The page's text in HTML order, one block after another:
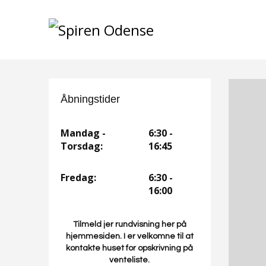
Åbningstider
Mandag -
Torsdag:
6:30 -
16:45
Fredag:
6:30 -
16:00
Tilmeld jer rundvisning her på
hjemmesiden. I er velkomne til at
kontakte huset for opskrivning på
venteliste.